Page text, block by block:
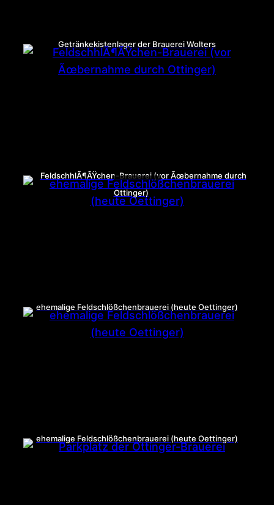
Getränkekistenlager der Brauerei Wolters
FeldschhlÃ¶ÃŸchen-Brauerei (vor Ãœbernahme durch
Ottinger)
ehemalige Feldschlößchenbrauerei (heute Oettinger)
ehemalige Feldschlößchenbrauerei (heute Oettinger)